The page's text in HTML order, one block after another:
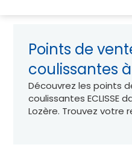
Points de
coulissantes à
Découvrez les points
coulissantes ECLISSE
Lozère. Trouvez votre